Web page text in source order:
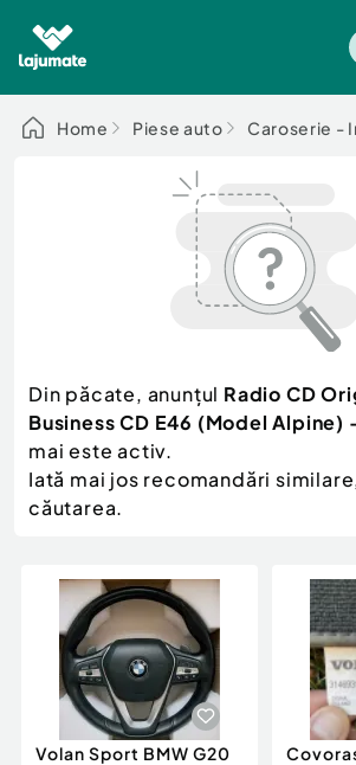
Alege categoria
Auto, moto si ambarcatiuni
Electronice si electrocasnice
Mama si copilul
Moda si frumusete
Sport, timp liber, arta
Agro si Industrie
Animale de companie
Afaceri și echipamente
Inchiriere Bunuri si Vehicule
Auto, moto si ambarcatiuni
Scutere - ATV - UTV
Autoutilitare
Ambarcatiuni
Camioane - Rulote - Remorci
Motociclete
Piese auto si accesorii
Dacia Duster
Home Piese auto Caroserie -
Din păcate, anunțul Radio CD
Business CD E46 (Model Alpine)
mai este activ.
Iată mai jos recomandări
căutarea.
Volan Sport BMW G20